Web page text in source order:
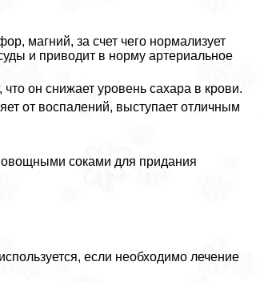
магний, за счет чего нормализует
и приводит в норму артериальное
он снижает уровень сахара в крови.
от воспалений, выступает отличным
овощными соками для придания
если необходимо лечение